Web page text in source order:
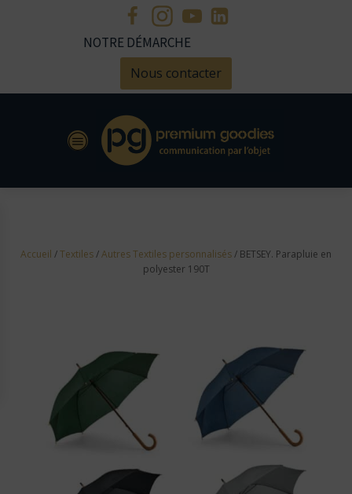
NOTRE DÉMARCHE
Nous contacter
Accueil /Textiles/Autres Textiles personnalisés/ BETSEY. Parapluie en
polyester 190T